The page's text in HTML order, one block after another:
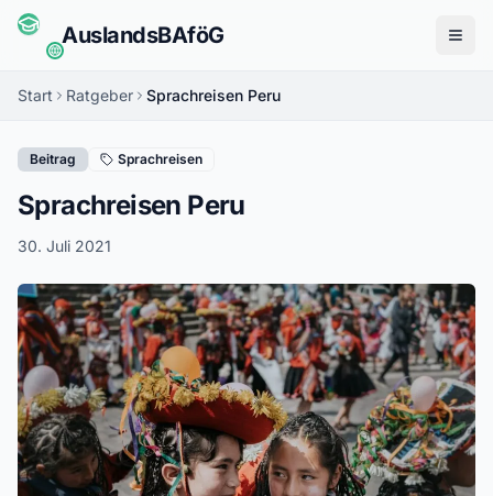
AuslandsBAföG
Start Ratgeber Sprachreisen Peru
Beitrag Sprachreisen
Sprachreisen Peru
30. Juli 2021